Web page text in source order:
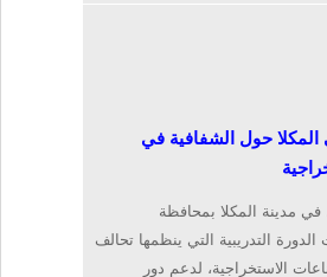
حول الشفافية في
في مدينة المكلا بمحافظة
التدريبية التي ينظمها تحالف
الاستخراجية، لدعم دور